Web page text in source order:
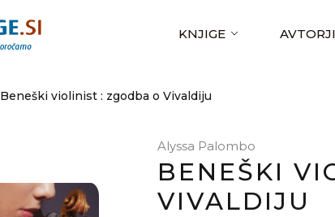
KNJIGE AVTORJI
Beneški violinist : zgodba o Vivaldiju
Alyssa Palombo
BENEŠKI
VIVALDIJU